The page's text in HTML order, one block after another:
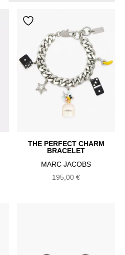
THE PERFECT CHARM
BRACELET
MARC JACOBS
195,00€